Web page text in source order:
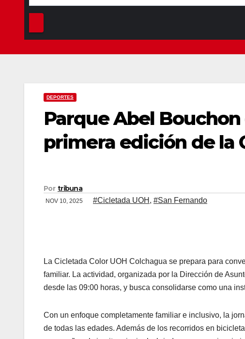
DEPORTES
Parque Abel
primera edición de la
Por tribuna
NOV 10, 2025 #Cicletada UOH , #San Fernando
La Cicletada Color UOH Colchagua se prepara para
familiar. La actividad, organizada por la Dirección de
desde las 09:00 horas, y busca consolidarse como una
Con un enfoque completamente familiar e inclusivo, la
de todas las edades. Además de los recorridos en